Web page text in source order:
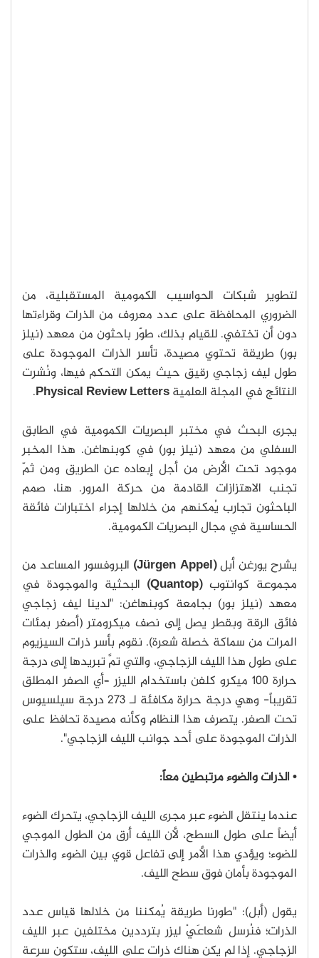
لتطوير شبكات الحواسيب الكمومية المستقبلية، من
الضروري المحافظة على عدد معروف من الذرات وقراءتها
دون أن تختفي. للقيام بذلك، طوّر باحثون من معهد (نيلز
بور) طريقة تحتوي مصيدة، تأسر الذرات الموجودة على
طول ليف زجاجي رقيق حيث يمكن التحكم فيها، ونُشرت
النتائج في المجلة العلميةPhysical Review Letters
.
يجرى البحث في مختبر البصريات الكمومية في الطابق
السفلي من معهد (نيلز بور) في كوبنهاغن. هذا المخبر
موجود تحت الأرض من أجل إبعاده عن الطريق ومن ثمّ
تجنب الاهتزازات القادمة من حركة المرور. هنا، صمم
الباحثون تجارب يُمكنهم من خلالها إجراء اختبارات فائقة
الحساسية في مجال البصريات الكمومية.
يشرح يورغن أبل(Jürgen Appel)
البروفسور المساعد من
مجموعة كوانتوب(Quantop)
البحثية والموجودة في
معهد (نيلز بور) بجامعة كوبنهاغن: "لدينا ليف زجاجي
فائق الرقة وبقطر يصل إلى نصف ميكرومتر (أصغر بمئات
المرات من سماكة خصلة شعرة). نقوم بأسر ذرات السيزيوم
على طول هذا الليف الزجاجي، والتي تمَّ تبريدها إلى درجة
حرارة 100 ميكرو كلفن باستخدام الليزر –أي الصفر المطلق
تقريباً- وهي درجة حرارة مكافئة لـ 273 درجة سيلسيوس
تحت الصفر. يتصرف هذا النظام وكأنه مصيدة تحافظ على
الذرات الموجودة على أحد جوانب الليف الزجاجي".
• الذرات والضوء مرتبطين معاً:
عندما ينتقل الضوء عبر مجرى الليف الزجاجي، يتحرك الضوء
أيضاً على طول السطح، لأن الليف أرق من الطول الموجي
للضوء؛ ويؤدي هذا الأمر إلى تفاعل قوي بين الضوء والذرات
الموجودة بأمان فوق سطح الليف.
يقول (أبل): "طورنا طريقة يُمكننا من خلالها قياس عدد
الذرات؛ فنُرسل شعاعَيْ ليزر بترددين مختلفين عبر الليف
الزجاجي. إذا لم يكن هناك ذرات على الليف، ستكون سرعة